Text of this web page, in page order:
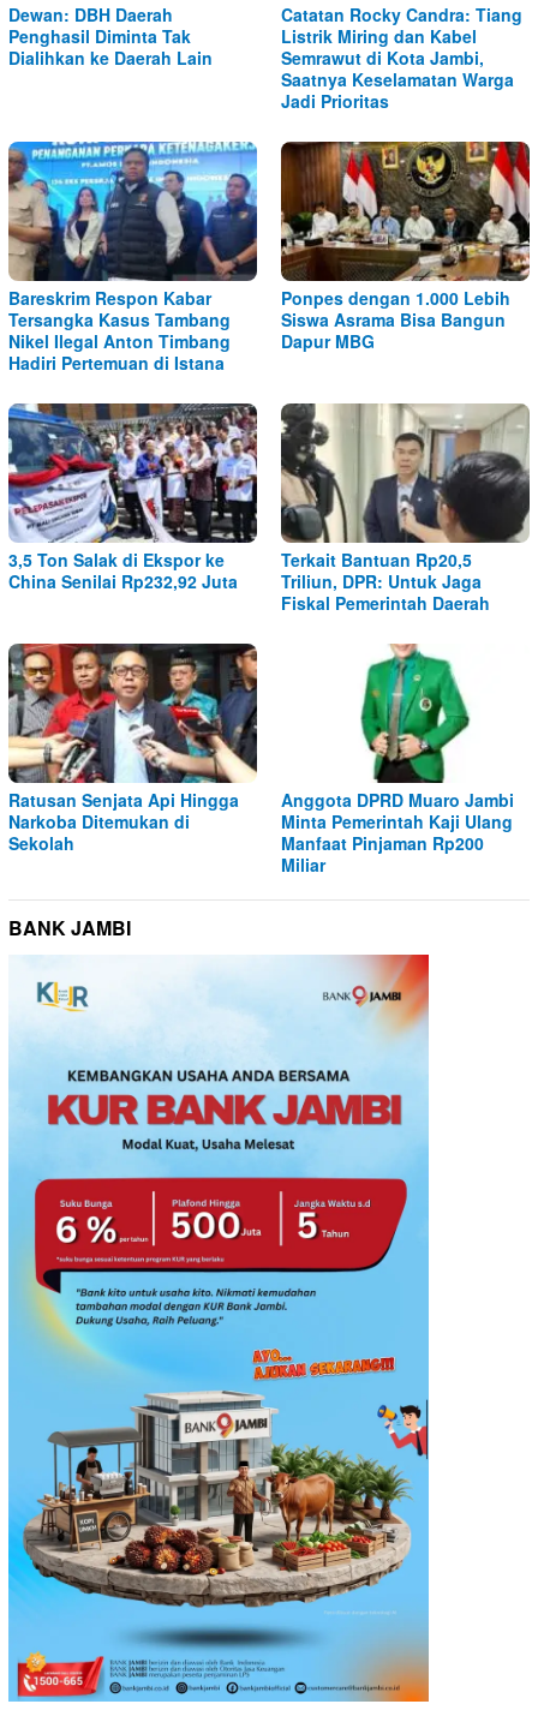
Dewan: DBH Daerah
Penghasil Diminta Tak
Dialihkan ke Daerah Lain
Catatan Rocky Candra: Tiang
Listrik Miring dan Kabel
Semrawut di Kota Jambi,
Saatnya Keselamatan Warga
Jadi Prioritas
Bareskrim Respon Kabar
Tersangka Kasus Tambang
Nikel Ilegal Anton Timbang
Hadiri Pertemuan di Istana
Ponpes dengan 1.000 Lebih
Siswa Asrama Bisa Bangun
Dapur MBG
3,5 Ton Salak di Ekspor ke
China Senilai Rp232,92 Juta
Terkait Bantuan Rp20,5
Triliun, DPR: Untuk Jaga
Fiskal Pemerintah Daerah
Ratusan Senjata Api Hingga
Narkoba Ditemukan di
Sekolah
Anggota DPRD Muaro Jambi
Minta Pemerintah Kaji Ulang
Manfaat Pinjaman Rp200
Miliar
BANK JAMBI